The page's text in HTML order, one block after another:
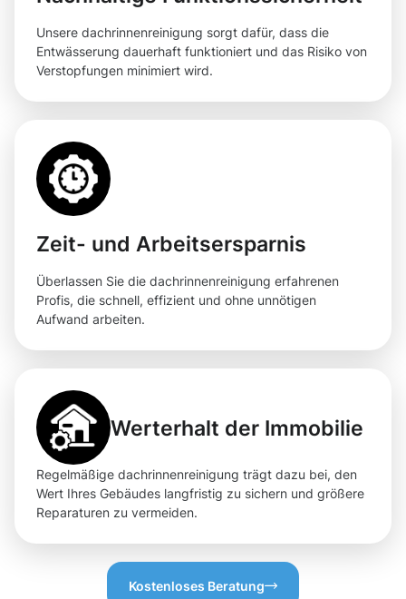
Unsere dachrinnenreinigung sorgt dafür, dass die
Entwässerung dauerhaft funktioniert und das Risiko von
Verstopfungen minimiert wird.
Zeit- und Arbeitsersparnis
Überlassen Sie die dachrinnenreinigung erfahrenen
Profis, die schnell, effizient und ohne unnötigen
Aufwand arbeiten.
Werterhalt der Immobilie
Regelmäßige dachrinnenreinigung trägt dazu bei, den
Wert Ihres Gebäudes langfristig zu sichern und größere
Reparaturen zu vermeiden.
Kostenloses Beratung